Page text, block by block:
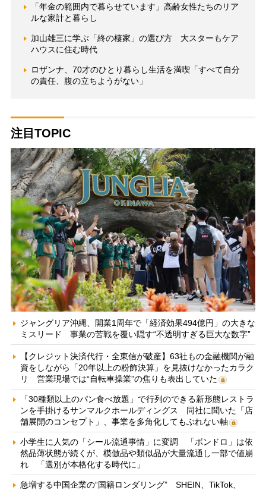
「年金の範囲内で暮らせています」高齢女性たちのリア
ルな家計と暮らし
加山雄三に学ぶ「終の棲家」の選び方 大スターもケア
ハウスに住む時代
ロザンナ、70才のひとり暮らし生活を満喫「すべて自分
の責任、腹の立ちようがない」
注目TOPIC
ジャングリア沖縄、開業1周年で「経済効果494億円」の大きな
ミスリード 事業の苦戦を覆い隠す“不透明すぎる巨大な数字”
【クレジット決済代行・全東信が破産】63社もの金融機関が融
資をしながら「20年以上の粉飾決算」を見抜けなかったカラク
リ 営業現場では“自転車操業”の焦りも表出していた
「30種類以上のパン食べ放題」で行列のできる新形態レストラ
ンを手掛けるサンマルクホールディングス 同社に聞いた「店
舗展開のコンセプト」、事業を多角化してもぶれない軸
小学生に人気の「シール流通事情」に変調 「ボンドロ」は依
然品薄状態が続くが、模倣品や類似品が大量流通し一部で値崩
れ 「選別が本格化する時代に」
急増する中国企業の“国籍ロンダリング” SHEIN、TikTok、